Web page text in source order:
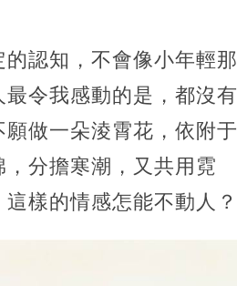
認知，不會像小年輕那
令我感動的是，都沒有
做一朵淩霄花，依附于
分擔寒潮，又共用霓
樣的情感怎能不動人？